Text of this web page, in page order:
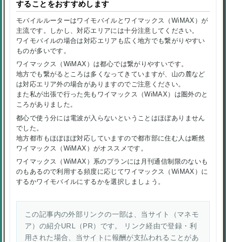
することをおすすめします
モバイルルーターはワイモバイルとワイマックス（WiMAX）が
主流です。しかし、対応エリアには十分注意してください。
ワイモバイルの場合は対応エリアも広く地方でも繋がりやすい
ものが多いです。
ワイマックス（WiMAX）は都心では繋がりやすいです。
地方でも繋がるところは多くなってきていますが、山の麓など
は対応エリア外の場合がありますのでご注意ください。
また私が出張で行った先もワイマックス（WiMAX）は圏外のと
ころがありました。
都心で使う分には電波が入らないということはほぼありません
でした。
地方都市もほぼほぼ対応していますので都市部に住む人は断然
ワイマックス（WiMAX）がオススメです。
ワイマックス（WiMAX）系のプランには月刊通信制限のないも
のもあるので利用する頻度に応じてワイマックス（WiMAX）に
するかワイモバイルにするかを選択しましょう。
この記事内の外部リンクの一部は、当サイト（マネモ
ア）の紹介URL（PR）です。 リンク経由で登録・利
用された場合、当サイトに報酬が支払われることがあ